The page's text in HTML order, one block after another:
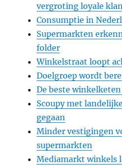
vergroting loyale
Consumptie in
Supermarkten
folder
Winkelstraat loopt
Doelgroep wordt
De beste
Scoupy met
gegaan
Minder vestigingen
supermarkten
Mediamarkt winkels